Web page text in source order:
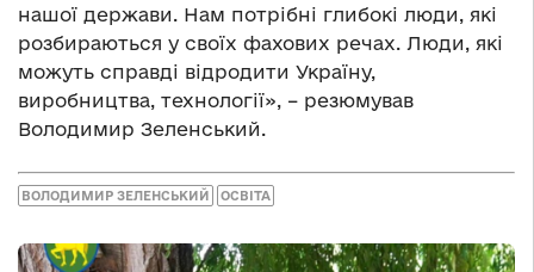
нашої держави. Нам потрібні глибокі люди, які
розбираються у своїх фахових речах. Люди, які
можуть справді відродити Україну,
виробництва, технології», – резюмував
Володимир Зеленський.
ВОЛОДИМИР ЗЕЛЕНСЬКИЙ ОСВІТА